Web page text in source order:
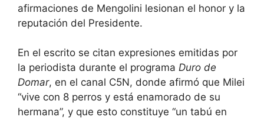
afirmaciones de Mengolini lesionan el honor y la
reputación del Presidente.
En el escrito se citan expresiones emitidas por
la periodista durante el programa Duro de
Domar, en el canal C5N, donde afirmó que Milei
“vive con 8 perros y está enamorado de su
hermana”, y que esto constituye “un tabú en